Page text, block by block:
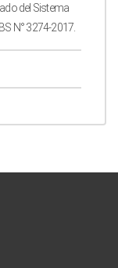
del Sistema
N° 3274-2017.